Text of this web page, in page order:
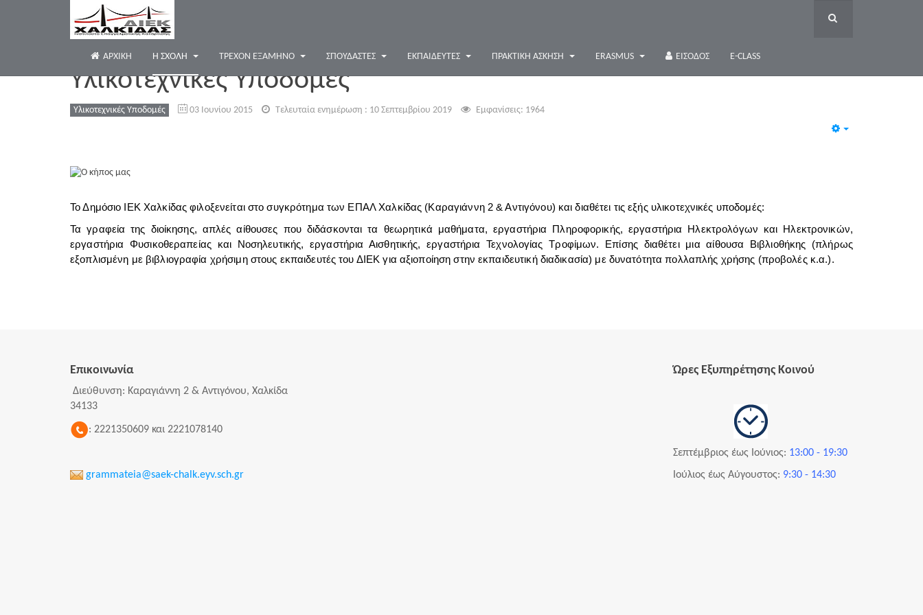
ΑΡΧΙΚΉ Η ΣΧΟΛΗ ΤΡΈΧΟΝ ΕΞΆΜΗΝΟ ΣΠΟΥΔΑΣΤΈΣ ΕΚΠΑΙΔΕΥΤΈΣ ΠΡΑΚΤΙΚΉ ΆΣΚΗΣΗ ERASMUS ΕΊΣΟΔΟΣ E-CLASS
Υλικοτεχνικές Υποδομές
Υλικοτεχνικές Υποδομές 03 Ιουνίου 2015 Τελευταία ενημέρωση : 10 Σεπτεμβρίου 2019 Εμφανίσεις: 1964
Το Δημόσιο ΙΕΚ Χαλκίδας φιλοξενείται στο συγκρότημα των ΕΠΑΛ Χαλκίδας (Καραγιάννη 2 & Αντιγόνου) και διαθέτει τις εξής υλικοτεχνικές υποδομές:
Τα γραφεία της διοίκησης, απλές αίθουσες που διδάσκονται τα θεωρητικά μαθήματα, εργαστήρια Πληροφορικής, εργαστήρια Ηλεκτρολόγων και Ηλεκτρονικών,
εργαστήρια Φυσικοθεραπείας και Νοσηλευτικής, εργαστήρια Αισθητικής, εργαστήρια Τεχνολογίας Τροφίμων. Επίσης διαθέτει μια αίθουσα Βιβλιοθήκης (πλήρως
εξοπλισμένη με βιβλιογραφία χρήσιμη στους εκπαιδευτές του ΔΙΕΚ για αξιοποίηση στην εκπαιδευτική διαδικασία) με δυνατότητα πολλαπλής χρήσης (προβολές κ.α.).
Επικοινωνία
Διεύθυνση: Καραγιάννη 2 & Αντιγόνου, Χαλκίδα
34133
: 2221350609 και 2221078140
grammateia@saek-chalk.eyv.sch.gr
Ώρες Εξυπηρέτησης Κοινού
Σεπτέμβριος έως Ιούνιος: 13:00 - 19:30
Ιούλιος έως Αύγουστος: 9:30 - 14:30